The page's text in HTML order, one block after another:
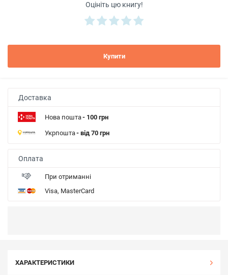
Оцініть цю книгу!
Купити
Доставка
Нова пошта- 100 грн
Укрпошта- від 70 грн
Оплата
При отриманні
Visa, MasterCard
ХАРАКТЕРИСТИКИ